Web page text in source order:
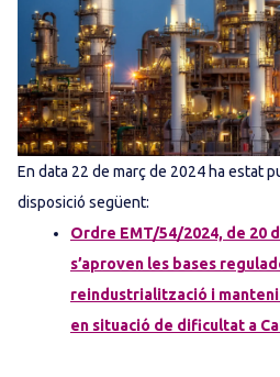
En data 22 de març de 2024 ha estat
disposició següent:
Ordre EMT/54/2024, de 20
s’aproven les bases
reindustrialització i
en situació de dificultat a